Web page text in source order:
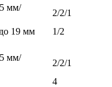
мм/
2/2/1
19 мм
1/2
мм/
2/2/1
4